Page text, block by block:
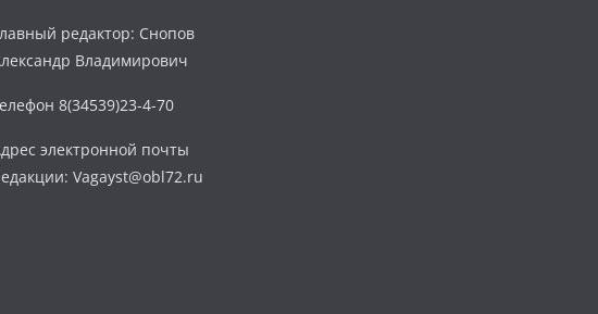
редактор: Снопов
Владимирович
8(34539)23-4-70
электронной почты
Vagayst@obl72.ru